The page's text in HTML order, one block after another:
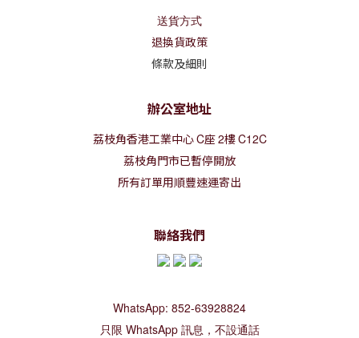
送貨方式
退換貨政策
條款及細則
辦公室地址
荔枝角香港工業中心C座2樓C12C
荔枝角門市已暫停開放
所有訂單用順豐速運寄出
聯絡我們
WhatsApp: 852-63928824
只限 WhatsApp 訊息，不設通話